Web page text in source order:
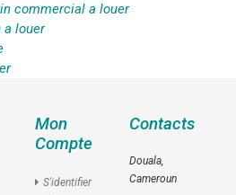
commercial a louer
a louer
Mon
Compte
S'identifier
Contacts
Douala,
Cameroun